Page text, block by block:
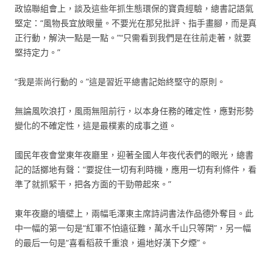
政協聯組會上，談及這些年抓生態環保的寶貴經驗，總書記語氣
堅定：“風物長宜放眼量。不要光在那兒批評、指手畫腳，而是真
正行動，解決一點是一點。”“只需看到我們是在往前走著，就要
堅持定力。”
“我是崇尚行動的。”這是習近平總書記始終堅守的原則。
無論風吹浪打，風雨無阻前行，以本身任務的確定性，應對形勢
變化的不確定性，這是最樸素的成事之道。
國民年夜會堂東年夜廳里，迎著全國人年夜代表們的眼光，總書
記的話擲地有聲：“要捉住一切有利時機，應用一切有利條件，看
準了就抓緊干，把各方面的干勁帶起來。”
東年夜廳的墻壁上，兩幅毛澤東主席詩詞書法作品德外奪目。此
中一幅的第一句是“紅軍不怕遠征難，萬水千山只等閑”，另一幅
的最后一句是“喜看稻菽千重浪，遍地好漢下夕煙”。